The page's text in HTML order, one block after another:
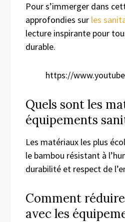
Pour s’immerger dans
approfondies sur les
lecture inspirante pour
durable.
https://
Quels sont les
équipements
Les matériaux les plus
le bambou résistant à
durabilité et respect de
Comment
avec les